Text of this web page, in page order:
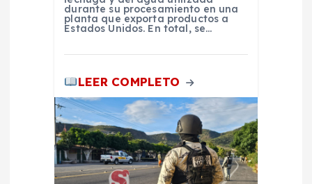
durante su procesamiento en una
planta que exporta productos a
Estados Unidos. En total, se…
LEER COMPLETO